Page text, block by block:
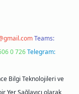
Teams:
0 726Telegram:
Bilgi Teknolojileri ve
Yer Sağlayıcı olarak